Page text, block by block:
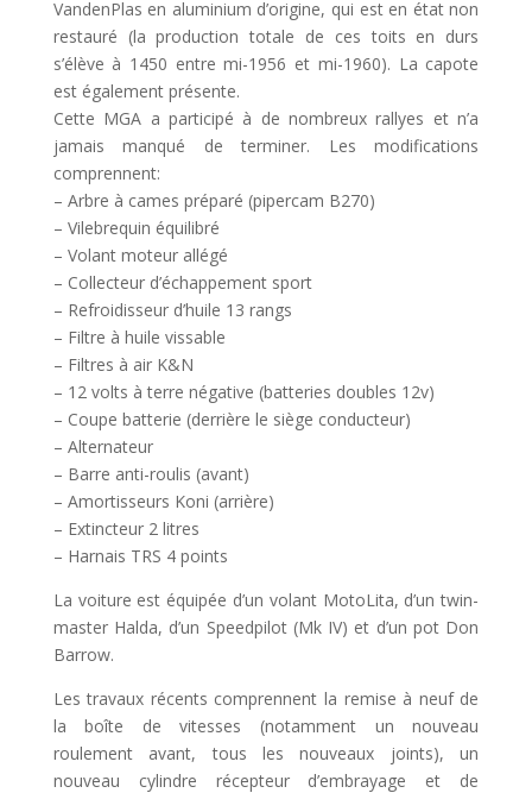
VandenPlas en aluminium d’origine, qui est en état non
restauré (la production totale de ces toits en durs
s’élève à 1450 entre mi-1956 et mi-1960). La capote
est également présente.
Cette MGA a participé à de nombreux rallyes et n’a
jamais manqué de terminer. Les modifications
comprennent:
– Arbre à cames préparé (pipercam B270)
– Vilebrequin équilibré
– Volant moteur allégé
– Collecteur d’échappement sport
– Refroidisseur d’huile 13 rangs
– Filtre à huile vissable
– Filtres à air K&N
– 12 volts à terre négative (batteries doubles 12v)
– Coupe batterie (derrière le siège conducteur)
– Alternateur
– Barre anti-roulis (avant)
– Amortisseurs Koni (arrière)
– Extincteur 2 litres
– Harnais TRS 4 points
La voiture est équipée d’un volant MotoLita, d’un twin-
master Halda, d’un Speedpilot (Mk IV) et d’un pot Don
Barrow.
Les travaux récents comprennent la remise à neuf de
la boîte de vitesses (notamment un nouveau
roulement avant, tous les nouveaux joints), un
nouveau cylindre récepteur d’embrayage et de